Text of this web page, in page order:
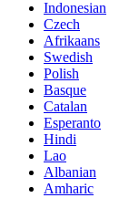
Indonesian
Czech
Afrikaans
Swedish
Polish
Basque
Catalan
Esperanto
Hindi
Lao
Albanian
Amharic